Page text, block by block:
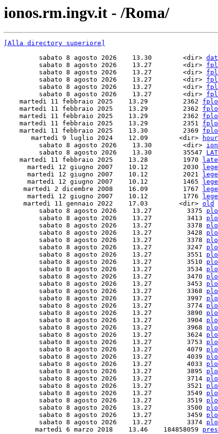
ionos.rm.ingv.it - /Roma/
[Alla directory superiore]
         sabato 8 agosto 2026    13.30        <dir>
         sabato 8 agosto 2026    13.27        <dir>
         sabato 8 agosto 2026    13.27        <dir>
         sabato 8 agosto 2026    13.27        <dir>
         sabato 8 agosto 2026    13.27        <dir>
         sabato 8 agosto 2026    13.27        <dir>
    martedì 11 febbraio 2025    13.29         2362
    martedì 11 febbraio 2025    13.29         2362
    martedì 11 febbraio 2025    13.29         2362
    martedì 11 febbraio 2025    13.29         2351
    martedì 11 febbraio 2025    13.30         2369
       martedì 9 luglio 2024    12.09        <dir>
         sabato 8 agosto 2026    13.30        <dir>
         sabato 8 agosto 2026    13.30        35547
    martedì 11 febbraio 2025    13.28         1970
      martedì 12 giugno 2007    10.12         2030
      martedì 12 giugno 2007    10.12         2021
      martedì 12 giugno 2007    10.12         1465
     martedì 2 dicembre 2008    16.09         1767
      martedì 12 giugno 2007    10.12         1776
     martedì 11 gennaio 2022    17.03        <dir>
old
         sabato 8 agosto 2026    13.27         3375
         sabato 8 agosto 2026    13.27         3413
         sabato 8 agosto 2026    13.27         3378
         sabato 8 agosto 2026    13.27         3428
         sabato 8 agosto 2026    13.27         3378
         sabato 8 agosto 2026    13.27         3247
         sabato 8 agosto 2026    13.27         3551
         sabato 8 agosto 2026    13.27         3510
         sabato 8 agosto 2026    13.27         3534
         sabato 8 agosto 2026    13.27         3470
         sabato 8 agosto 2026    13.27         3453
         sabato 8 agosto 2026    13.27         3368
         sabato 8 agosto 2026    13.27         3997
         sabato 8 agosto 2026    13.27         3774
         sabato 8 agosto 2026    13.27         3890
         sabato 8 agosto 2026    13.27         3904
         sabato 8 agosto 2026    13.27         3968
         sabato 8 agosto 2026    13.27         3624
         sabato 8 agosto 2026    13.27         3753
         sabato 8 agosto 2026    13.27         4079
         sabato 8 agosto 2026    13.27         4039
         sabato 8 agosto 2026    13.27         4033
         sabato 8 agosto 2026    13.27         3895
         sabato 8 agosto 2026    13.27         3714
         sabato 8 agosto 2026    13.27         3521
         sabato 8 agosto 2026    13.27         3549
         sabato 8 agosto 2026    13.27         3519
         sabato 8 agosto 2026    13.27         3500
         sabato 8 agosto 2026    13.27         3459
         sabato 8 agosto 2026    13.27         3374
        martedì 6 marzo 2018    13.46    184858059